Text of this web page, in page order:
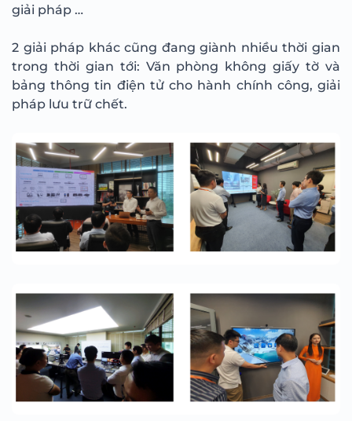
giải pháp …
2 giải pháp khác cũng đang giành nhiều thời gian
trong thời gian tới: Văn phòng không giấy tờ và
bảng thông tin điện tử cho hành chính công, giải
pháp lưu trữ chết.